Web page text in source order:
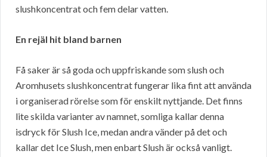
slushkoncentrat och fem delar vatten.
En rejäl hit bland barnen
Få saker är så goda och uppfriskande som slush och
Aromhusets slushkoncentrat fungerar lika fint att använda
i organiserad rörelse som för enskilt nyttjande. Det finns
lite skilda varianter av namnet, somliga kallar denna
isdryck för Slush Ice, medan andra vänder på det och
kallar det Ice Slush, men enbart Slush är också vanligt.